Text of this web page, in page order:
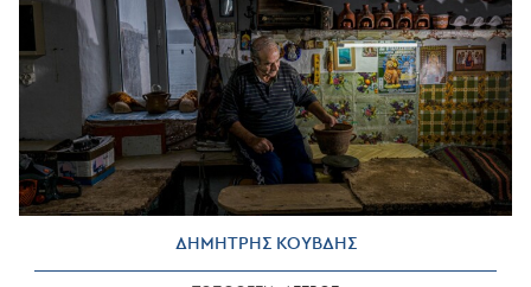
ΔΗΜΗΤΡΗΣ ΚΟΥΒΔΗΣ